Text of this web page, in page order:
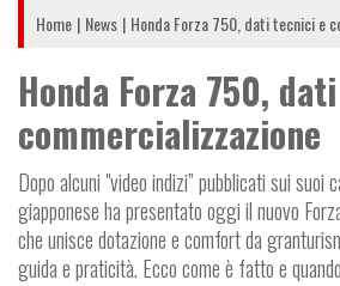
Home News Honda Forza 750, dati tecnici e
Honda Forza 750,
commercializzazione
Dopo alcuni "video indizi” pubblicati sui suoi
giapponese ha presentato oggi il nuovo
che unisce dotazione e comfort da
guida e praticità. Ecco come è fatto e